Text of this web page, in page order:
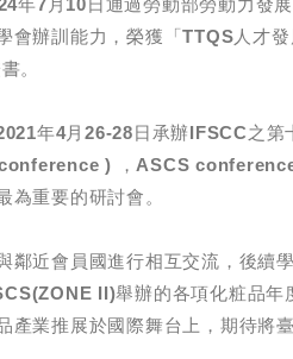
會辦訓能力， 榮獲「TTQS人才
。
年4月26-28日承辦IFSCC之第
) ，ASCS
為重要的研討會。
鄰近會員國進行相互交流，後續
(ZONE II)舉辦的各項化粧品年
產業推展於國際舞台上，期待將